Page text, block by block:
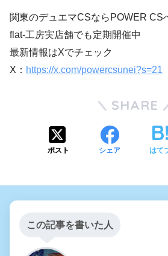
関東のデュエマCSならPOWER CS
flat-工房実店舗でも定期開催中
最新情報はXでチェック
X： https://x.com/powercsunei?s=21
SHARE
ポスト シェア はて
この記事を書いた人